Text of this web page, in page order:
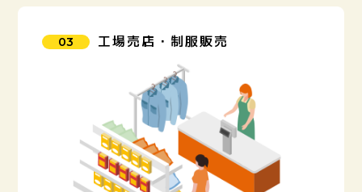
03 工場売店・制服販売